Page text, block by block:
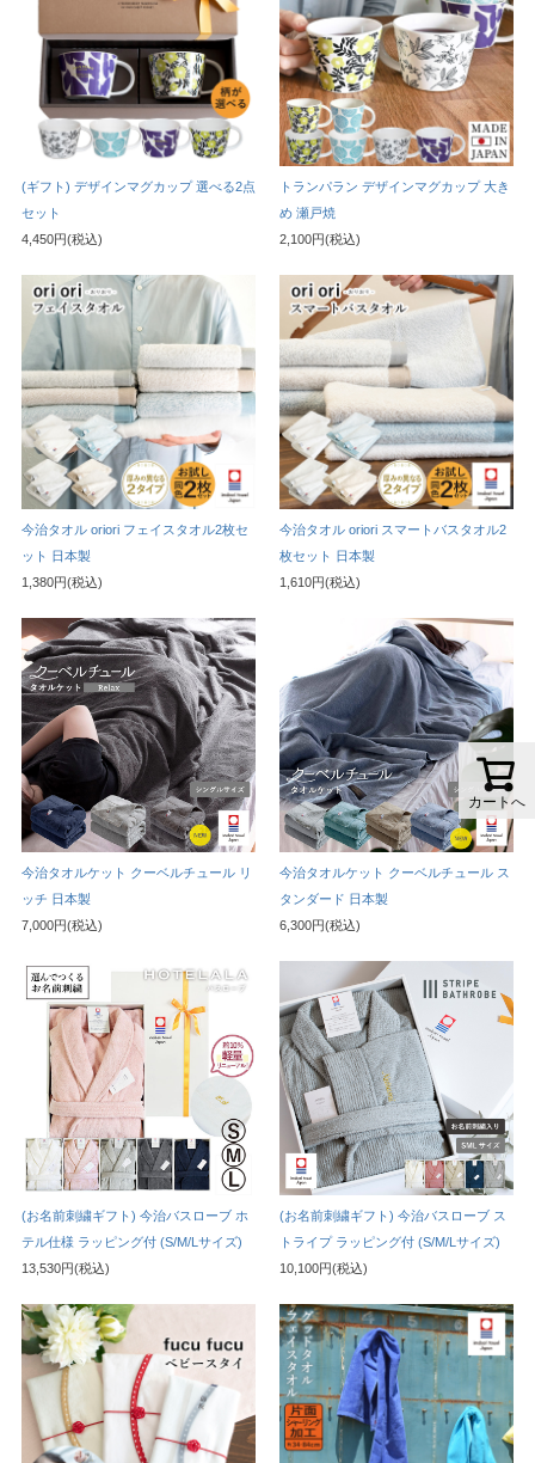
(ギフト) デザインマグカップ 選べる2点
セット
4,450円(税込)
トランパラン デザインマグカップ 大き
め 瀬戸焼
2,100円(税込)
今治タオル oriori フェイスタオル2枚セ
ット 日本製
1,380円(税込)
今治タオル oriori スマートバスタオル2
枚セット 日本製
1,610円(税込)
今治タオルケット クーベルチュール リ
ッチ 日本製
7,000円(税込)
今治タオルケット クーベルチュール ス
タンダード 日本製
6,300円(税込)
(お名前刺繍ギフト) 今治バスローブ ホ
テル仕様 ラッピング付 (S/M/Lサイズ)
13,530円(税込)
(お名前刺繍ギフト) 今治バスローブ ス
トライプ ラッピング付 (S/M/Lサイズ)
10,100円(税込)
カートへ